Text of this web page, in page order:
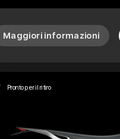
Maggiori informazioni
Pronto per il ritiro